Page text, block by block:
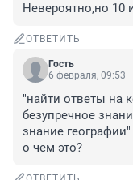
Невероятно,но 10
ОТВЕТИТЬ
Гость
6 февраля, 09:53
"найти ответы на
безупречное
знание географии"
о чем это?